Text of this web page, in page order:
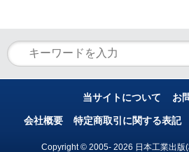
当サイトについて お
会社概要 特定商取引に関する表記
Copyright © 2005- 2026 日本工業出版(